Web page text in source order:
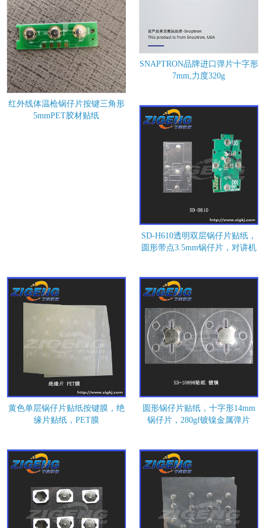
红外线体温枪锅仔片按键三角形
5mmPET胶材贴纸
SNAPTRON品牌进口弹片十字形
7mm,力度320g
SD-H610透明双层锅仔片贴纸，
圆形带点3.5mm锅仔片，对讲机
黄色单层锅仔片贴纸按键膜，绝
缘片贴纸，PET膜
圆形锅仔片贴纸，十字形14mm
锅仔片，280gf镀镍金属弹片